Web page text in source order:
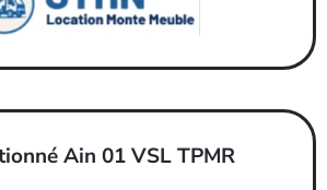
Ain 01 VSL TPMR